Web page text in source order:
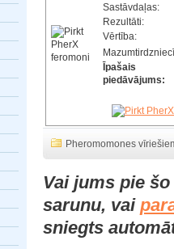
Sastāvdaļas:
Rezultāti:
Vērtība:
Īpašais
piedāvājums:
Pheromomones
Vai jums pie
sarunu, vai
sniegts